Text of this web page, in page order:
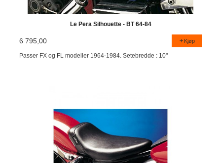
Le Pera Silhouette - BT 64-84
6 795,00 Kjøp
Passer FX og FL modeller 1964-1984. Setebredde : 10"